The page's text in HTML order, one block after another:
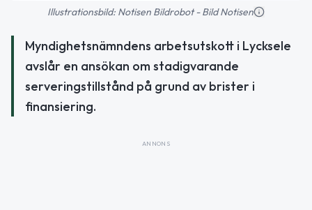
Illustrationsbild: Notisen Bildrobot - Bild Notisen
Myndighetsnämndens arbetsutskott i Lycksele
avslår en ansökan om stadigvarande
serveringstillstånd på grund av brister i
finansiering.
ANNONS